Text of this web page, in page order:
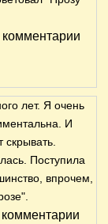
комментарии
лет. Я очень
И
скрывать.
Поступила
впрочем,
комментарии